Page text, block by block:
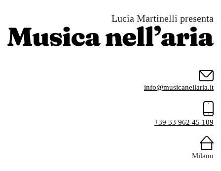
Lucia Martinelli presenta
info@musicanellaria.it
+39 33 962 45 109
Milano